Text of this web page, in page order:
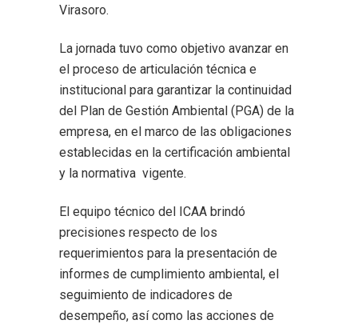
Virasoro.
La jornada tuvo como objetivo avanzar en
el proceso de articulación técnica e
institucional para garantizar la continuidad
del Plan de Gestión Ambiental (PGA) de la
empresa, en el marco de las obligaciones
establecidas en la certificación ambiental
y la normativa vigente.
El equipo técnico del ICAA brindó
precisiones respecto de los
requerimientos para la presentación de
informes de cumplimiento ambiental, el
seguimiento de indicadores de
desempeño, así como las acciones de